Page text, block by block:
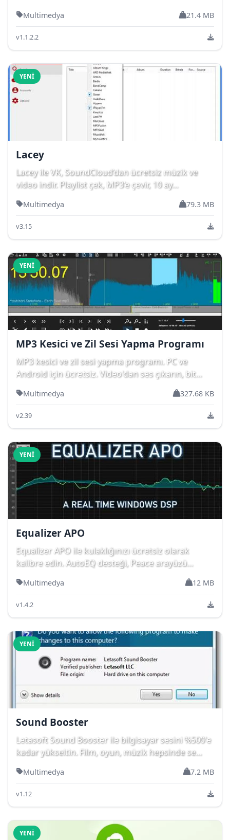
Multimedya 21.4 MB
v1.1.2.2
YENI
Lacey
Lacey ile VK, SoundCloud’dan ücretsiz müzik ve
video indir. Playlist çek, MP3’e çevir, 10 ay...
Multimedya 79.3 MB
v3.15
YENI
MP3 Kesici ve Zil Sesi Yapma Programı
MP3 kesici ve zil sesi yapma programı. PC ve
Android için ücretsiz. Video'dan ses çıkarın, bit...
Multimedya 327.68 KB
v2.39
YENI
Equalizer APO
Equalizer APO ile kulaklığınızı ücretsiz olarak
kalibre edin. AutoEQ desteği, Peace arayüzü...
Multimedya 12 MB
v1.4.2
YENI
Sound Booster
Letasoft Sound Booster ile bilgisayar sesini %500'e
kadar yükseltin. Film, oyun, müzik hepsinde se...
Multimedya 7.2 MB
v1.12
YENI